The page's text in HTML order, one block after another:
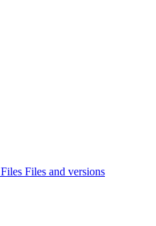
Files Files and versions